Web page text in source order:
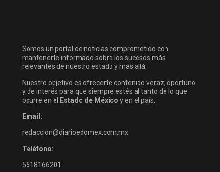
Somos un portal de noticias comprometido con
mantenerte informado sobre los sucesos más
relevantes de nuestro estado y más allá.
Nuestro objetivo es ofrecerte contenido veraz, oportuno
y de interés para que siempre estés al tanto de lo que
ocurre en el Estado de México y en el país.
Email:
redaccion@diarioedomex.com.mx
Teléfono:
5518166201